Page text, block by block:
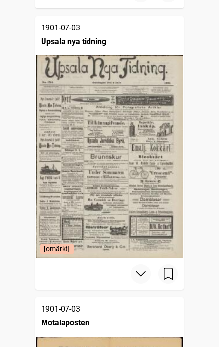
1901-07-03
Upsala nya tidning
[omärkt]
1901-07-03
Motalaposten